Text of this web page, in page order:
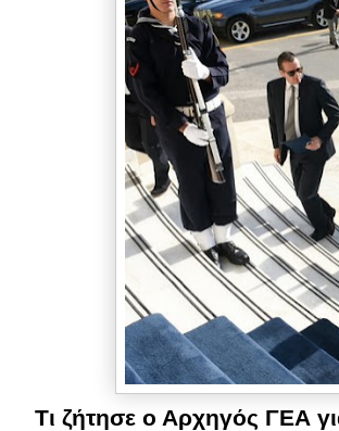
Τι ζήτησε ο Αρχηγός ΓΕΑ